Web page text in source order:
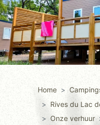
Home
Rives du Lac
Onze verhuur